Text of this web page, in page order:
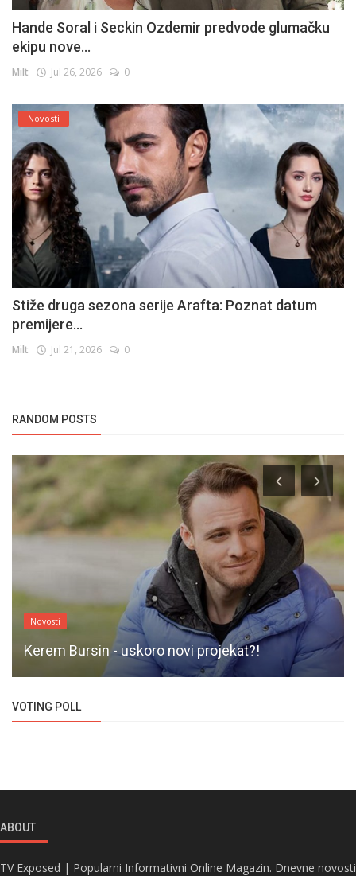
Hande Soral i Seckin Ozdemir predvode glumačku
ekipu nove...
Milt Jul 26, 2026 0
Novosti
Stiže druga sezona serije Arafta: Poznat datum
premijere...
Milt Jul 21, 2026 0
RANDOM POSTS
Novosti
Kerem Bursin - uskoro novi projekat?!
VOTING POLL
ABOUT
TV Exposed | Popularni Informativni Online Magazin. Dnevne novosti